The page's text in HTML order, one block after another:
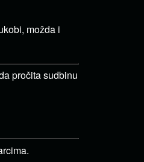
možda i
pročita sudbinu